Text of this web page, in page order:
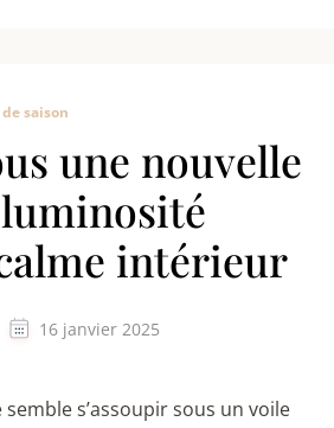
saison
une nouvelle
intérieur
16 janvier 2025
s’assoupir sous un voile